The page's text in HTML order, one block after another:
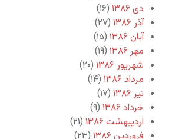
دی ۱۳۸۶
(۱۶)
آذر ۱۳۸۶
(۲۷)
آبان ۱۳۸۶
(۱۵)
مهر ۱۳۸۶
(۱۹)
شهریور ۱۳۸۶
(۲۰)
مرداد ۱۳۸۶
(۱۴)
تیر ۱۳۸۶
(۱۷)
خرداد ۱۳۸۶
(۹)
اردیبهشت ۱۳۸۶
(۲۱)